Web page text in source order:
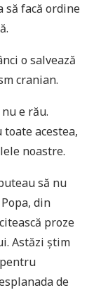
să facă ordine
o salvează
cranian.
e rău.
toate acestea,
noastre.
să nu
din
proze
Astăzi știm
de